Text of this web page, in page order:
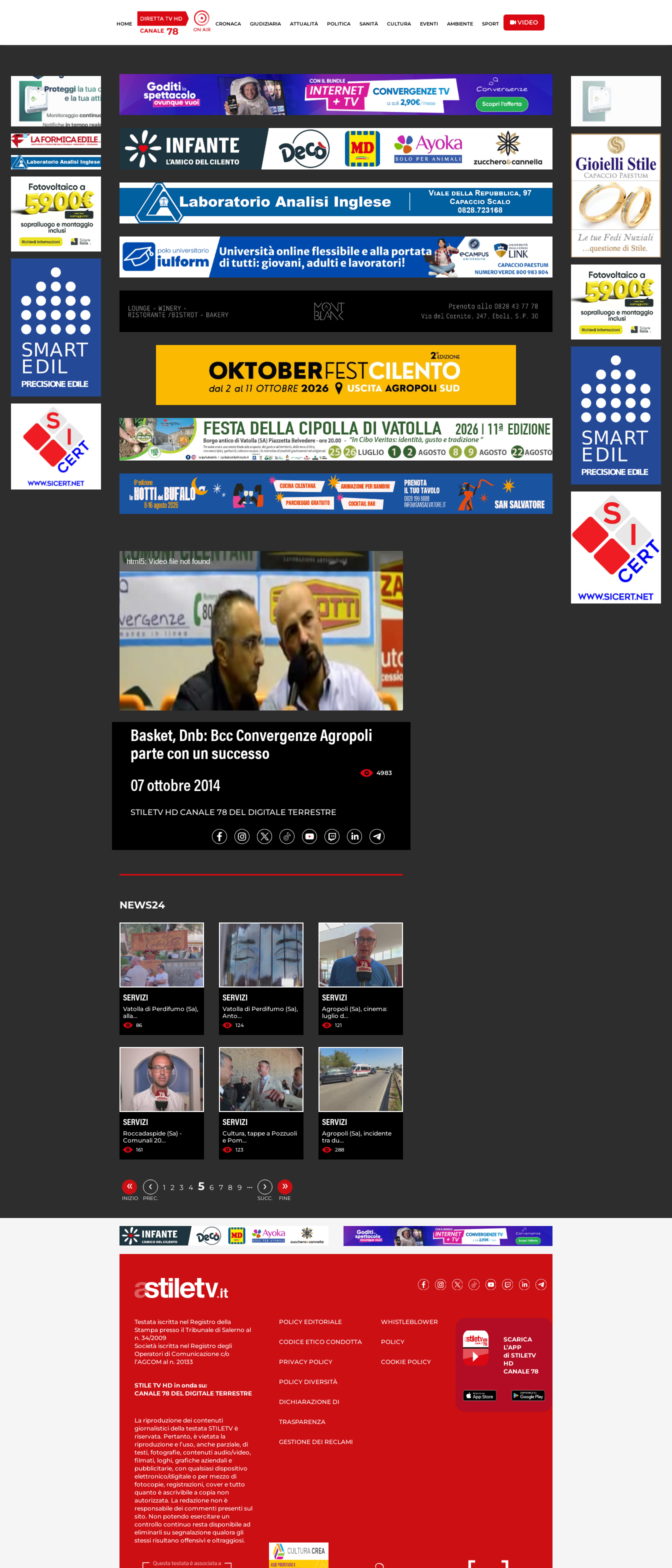
HOME CRONACA GIUDIZIARIA ATTUALITÀ POLITICA SANITÀ CULTURA EVENTI AMBIENTE SPORT VIDEO
html5: Video file not found
Basket, Dnb: Bcc Convergenze Agropoli
parte con un successo
4983
07 ottobre 2014
STILETV HD CANALE 78 DEL DIGITALE TERRESTRE
NEWS24
SERVIZI
Vatolla di Perdifumo (Sa),
alla...
86
SERVIZI
Vatolla di Perdifumo (Sa),
Anto...
124
SERVIZI
Agropoli (Sa), cinema:
luglio d...
121
SERVIZI
Roccadaspide (Sa) -
Comunali 20...
161
SERVIZI
Cultura, tappe a Pozzuoli
e Pom...
123
SERVIZI
Agropoli (Sa), incidente
tra du...
288
«
INIZIO
‹
PREC.
1 2 3 4 5 6 7 8 9 … ›
SUCC.
»
FINE
Testata iscritta nel Registro della
Stampa presso il Tribunale di Salerno al
n. 34/2009
Società iscritta nel Registro degli
Operatori di Comunicazione c/o
l’AGCOM al n. 20133
STILE TV HD in onda su:
CANALE 78 DEL DIGITALE TERRESTRE
La riproduzione dei contenuti
giornalistici della testata STILETV è
riservata. Pertanto, è vietata la
riproduzione e l’uso, anche parziale, di
testi, fotografie, contenuti audio/video,
filmati, loghi, grafiche aziendali e
pubblicitarie, con qualsiasi dispositivo
elettronico/digitale o per mezzo di
fotocopie, registrazioni, cover e tutto
quanto è ascrivibile a copia non
autorizzata. La redazione non è
responsabile dei commenti presenti sul
sito. Non potendo esercitare un
controllo continuo resta disponibile ad
eliminarli su segnalazione qualora gli
stessi risultano offensivi e oltraggiosi.
POLICY EDITORIALE
CODICE ETICO CONDOTTA
PRIVACY POLICY
POLICY DIVERSITÀ
DICHIARAZIONE DI
TRASPARENZA
GESTIONE DEI RECLAMI
WHISTLEBLOWER
POLICY
COOKIE POLICY
SCARICA
L’APP
di STILETV
HD
CANALE 78